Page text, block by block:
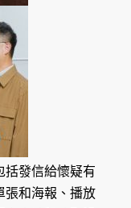
括發信給懷疑有
張和海報、播放